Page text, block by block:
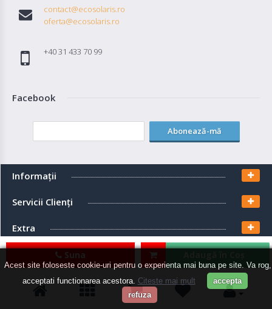
Acest site foloseste cookie-uri pentru o experienta mai buna pe site. Va rog,
acceptati functionarea acestora. Citeste mai mult
accepta
refuza
Suna
contact@ecosolaris.ro
oferta@ecosolaris.ro
+40 31 433 70 99
Facebook
Abonează-mă
Informaţii
Servicii Clienţi
Extra
Contul meu